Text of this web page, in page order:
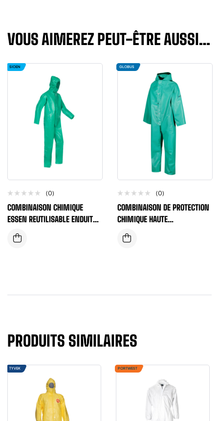
VOUS AIMEREZ PEUT-ÊTRE AUSSI…
SIOEN
(0)
COMBINAISON CHIMIQUE
ESSEN REUTILISABLE ENDUIT
PVC DOUBLE FACE
GLOBUS
(0)
COMBINAISON DE PROTECTION
CHIMIQUE HAUTE
PERFORMANCE REUTILISABLE
VERTE
PRODUITS SIMILAIRES
TYVEK PORTWEST